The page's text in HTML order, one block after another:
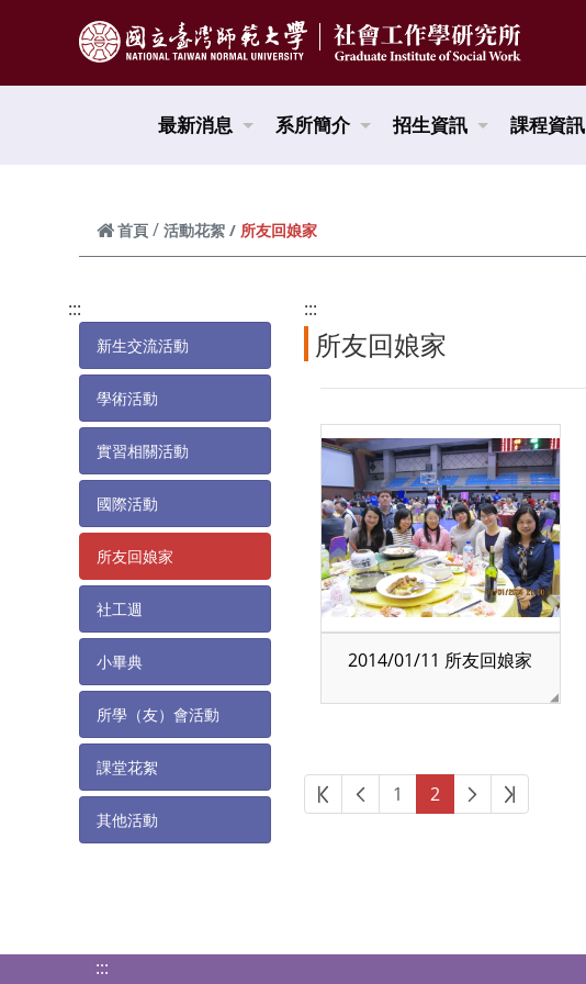
最新消息 系所簡介 招生資訊 課程資訊
首頁 活動花絮 所友回娘家
:::
新生交流活動
學術活動
實習相關活動
國際活動
所友回娘家
社工週
小畢典
所學（友）會活動
課堂花絮
其他活動
:::
所友回娘家
2014/01/11 所友回娘家
第一頁上一頁
1 2 下一頁最後頁
:::